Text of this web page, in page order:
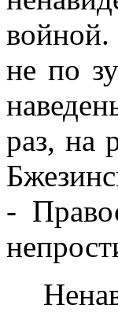
войной.
не по
раз, на
-